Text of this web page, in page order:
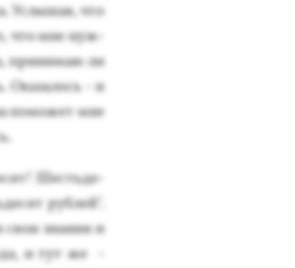
Ус­лы­шав, что
что мне нуж­
при­нимаю ли
Ока­залось - и
по­может мне
Шесть­де­
руб­лей".
свои зна­ния и
и тут же -